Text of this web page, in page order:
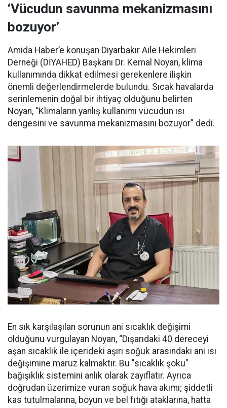
‘Vücudun savunma mekanizmasını
bozuyor’
Amida Haber’e konuşan Diyarbakır Aile Hekimleri
Derneği (DİYAHED) Başkanı Dr. Kemal Noyan, klima
kullanımında dikkat edilmesi gerekenlere ilişkin
önemli değerlendirmelerde bulundu. Sıcak havalarda
serinlemenin doğal bir ihtiyaç olduğunu belirten
Noyan, “Klimaların yanlış kullanımı vücudun ısı
dengesini ve savunma mekanizmasını bozuyor” dedi.
En sık karşılaşılan sorunun ani sıcaklık değişimi
olduğunu vurgulayan Noyan, “Dışarıdaki 40 dereceyi
aşan sıcaklık ile içerideki aşırı soğuk arasındaki ani ısı
değişimine maruz kalmaktır. Bu "sıcaklık şoku"
bağışıklık sistemini anlık olarak zayıflatır. Ayrıca
doğrudan üzerimize vuran soğuk hava akımı; şiddetli
kas tutulmalarına, boyun ve bel fıtığı ataklarına, hatta